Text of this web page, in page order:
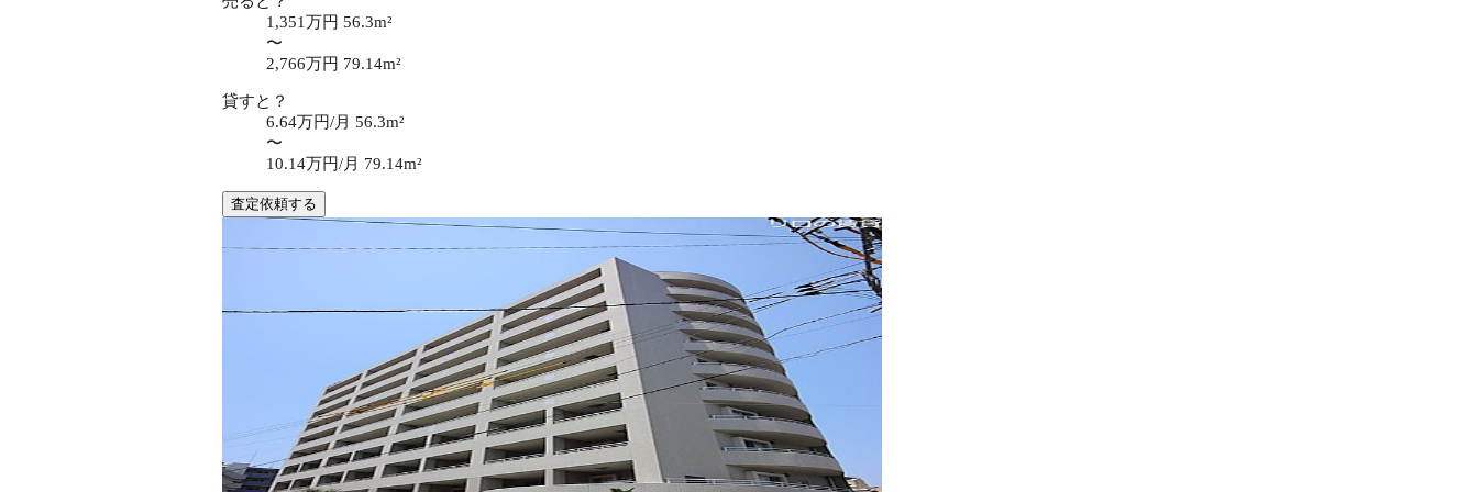
1,351万円 56.3m²
〜
2,766万円 79.14m²
貸すと？
6.64万円/月 56.3m²
〜
10.14万円/月 79.14m²
査定依頼する